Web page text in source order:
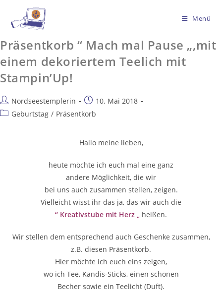
Menü
Präsentkorb “ Mach mal Pause „,mit
einem dekoriertem Teelich mit
Stampin’Up!
Nordseestemplerin
10. Mai 2018
Geburtstag / Präsentkorb
Hallo meine lieben,
heute möchte ich euch mal eine ganz
andere Möglichkeit, die wir
bei uns auch zusammen stellen, zeigen.
Vielleicht wisst ihr das ja, das wir auch die
“ Kreativstube mit Herz „ heißen.
Wir stellen dem entsprechend auch Geschenke zusammen,
z.B. diesen Präsentkorb.
Hier möchte ich euch eins zeigen,
wo ich Tee, Kandis-Sticks, einen schönen
Becher sowie ein Teelicht (Duft).